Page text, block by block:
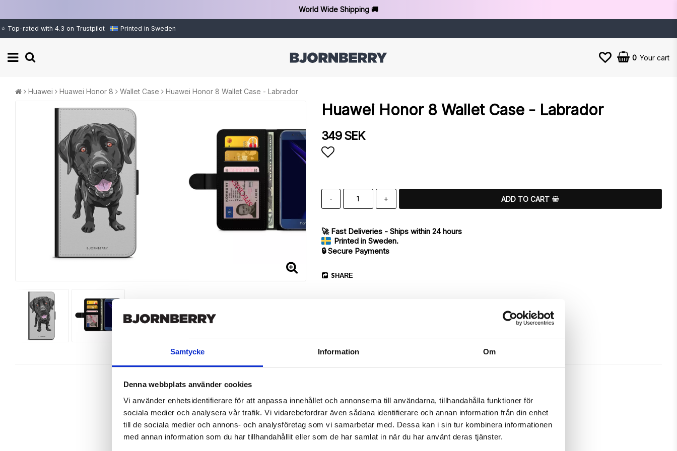
Samtycke Information Om
Denna webbplats använder cookies
Vi använder enhetsidentifierare för att anpassa innehållet och annonserna till användarna, tillhandahålla funktioner för
sociala medier och analysera vår trafik. Vi vidarebefordrar även sådana identifierare och annan information från din enhet
till de sociala medier och annons- och analysföretag som vi samarbetar med. Dessa kan i sin tur kombinera informationen
med annan information som du har tillhandahållit eller som de har samlat in när du har använt deras tjänster.
World Wide Shipping 🚚
⭐ Top-rated with 4.3 on Trustpilot Printed in Sweden
0 Your cart
Huawei Huawei Honor 8 Wallet Case Huawei Honor 8 Wallet Case - Labrador
Huawei Honor 8 Wallet Case - Labrador
349 SEK
- + ADD TO CART
🚀 Fast Deliveries - Ships within 24 hours
Printed in Sweden.
🔒 Secure Payments
SHARE
Article no.: 13662
Wallet case from Bjornberry for your Huawei Honor 8 with a nice “Labrador”-print. Which gives great protection and has a unique
design.